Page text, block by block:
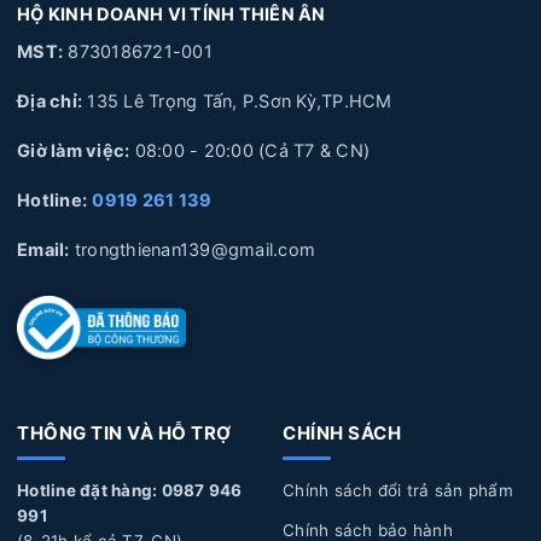
3. Thay Pin Laptop Asus Lấy Liền HCM
4. Lợi ích của việc thay Pin Laptop Asus lấy liền tại Laptop Thiên
Ân
6. Laptop Thiên Ân chuyên cung cấp linh kiện và sửa chữa
1. Nguyên nhân và dấu hiệu nhận biết Pin Laptop
Nguyên nhân làm Pin Laptop Asus bị hư hỏng
liên tục trong thời gian dài, không xả pin, pin bị phù
lên, Pin để lâu không sử dụng trong thời gian dài, làm
hỏng pin.
Tuổi thọ Pin: Laptop của bạn đã sử dụng một thời
HỘ KINH DOANH VI TÍNH THIÊN ÂN
MST: 8730186721-001
Địa chỉ: 135 Lê Trọng Tấn, P.Sơn Kỳ,TP.HCM
Giờ làm việc: 08:00 - 20:00 (Cả T7 & CN)
Hotline: 0919 261 139
Email: trongthienan139@gmail.com
THÔNG TIN VÀ HỖ TRỢ
Hotline đặt hàng: 0987 946
991
CHÍNH SÁCH
Chính sách đổi trả sản phẩm
Chính sách bảo hành